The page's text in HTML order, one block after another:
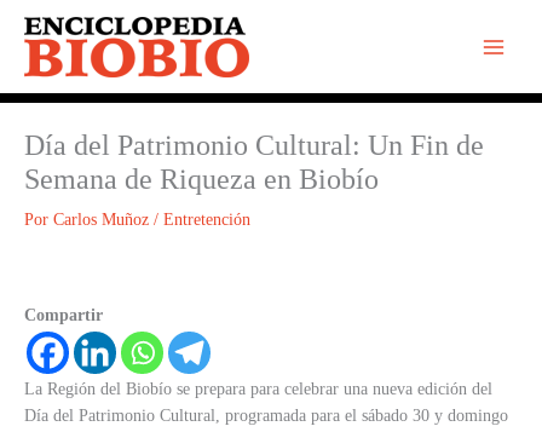
contenido
Día del Patrimonio Cultural: Un Fin de
Semana de Riqueza en Biobío
Por Carlos Muñoz / Entretención
Compartir
La Región del Biobío se prepara para celebrar una nueva edición del
Día del Patrimonio Cultural, programada para el sábado 30 y domingo